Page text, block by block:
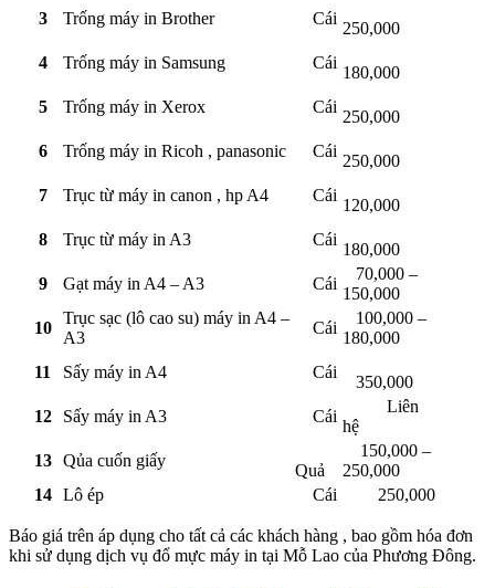
3
Trống máy in Brother Cái
250,000
4
Trống máy in Samsung Cái
180,000
5
Trống máy in Xerox Cái
250,000
6
Trống máy in Ricoh , panasonic Cái
250,000
7
Trục từ máy in canon , hp A4 Cái
120,000
8
Trục từ máy in A3 Cái
180,000
9
Gạt máy in A4 – A3 Cái
70,000 –
150,000
10
Trục sạc (lô cao su) máy in A4 –
A3
Cái
100,000 –
180,000
11
Sấy máy in A4 Cái
350,000
12
Sấy máy in A3 Cái
Liên
hệ
13 Qủa cuốn giấy
Quả
150,000 –
250,000
14 Lô ép Cái 250,000
Báo giá trên áp dụng cho tất cả các khách hàng , bao gồm hóa đơn
khi sử dụng dịch vụ đổ mực máy in tại Mỗ Lao của Phương Đông.